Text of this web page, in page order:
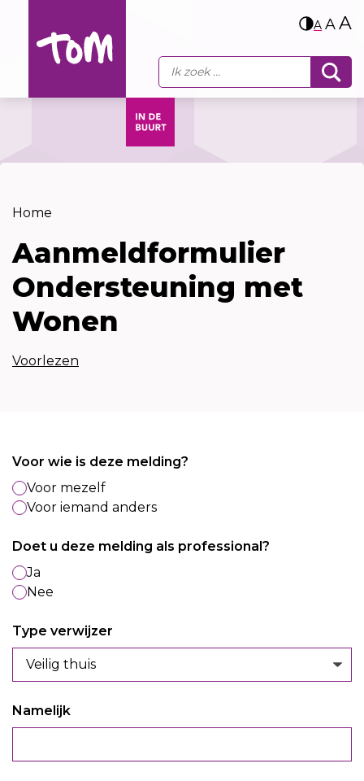
A AA
Home
Aanmeldformulier
Ondersteuning met
Wonen
Voorlezen
Leave
this
field
blank
Voor wie is deze melding?
Voor mezelf
Voor iemand anders
Doet u deze melding als professional?
Ja
Nee
Type verwijzer
Namelijk